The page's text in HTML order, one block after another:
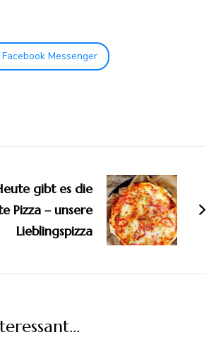
Facebook Messenger
gibt es die
Pizza – unsere
Lieblingspizza